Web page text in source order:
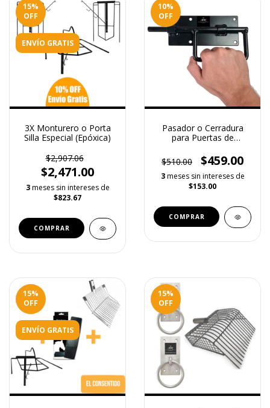
15%
OFF
ENVÍO GRATIS
3X Monturero o Porta
Silla Especial (Epóxica)
$2,907.06
$2,471.00
3 meses sin intereses de
$823.67
10%
OFF
Pasador o Cerradura
para Puertas de
$510.00
$459.00
3 meses sin intereses de
$153.00
15%
OFF
ENVÍO GRATIS
15%
OFF